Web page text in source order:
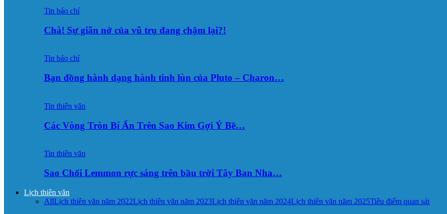
Tin báo chí
Chà! Sự giãn nở của vũ trụ đang chậm lại?!
Tin báo chí
Bạn đồng hành dạng hành tinh lùn của Pluto – Charon…
Tin thiên văn
Các Vòng Tròn Bí Ẩn Trên Sao Kim Gợi Ý Bề…
Tin thiên văn
Sao Chổi Lemmon rực sáng trên bầu trời Tây Ban Nha…
Lịch thiên văn
AllLịch thiên văn năm 2022Lịch thiên văn năm 2023Lịch thiên văn năm 2024Lịch thiên văn năm 2025Tiêu điểm quan sát